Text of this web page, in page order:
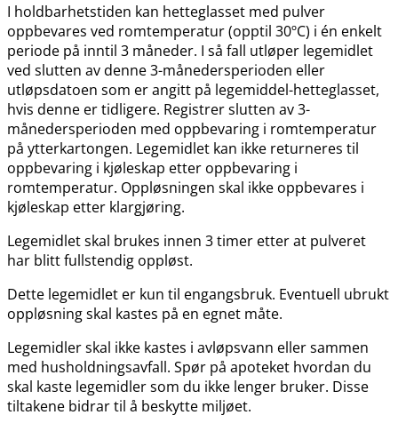
I holdbarhetstiden kan hetteglasset med pulver
oppbevares ved romtemperatur (opptil 30ºC) i én enkelt
periode på inntil 3 måneder. I så fall utløper legemidlet
ved slutten av denne 3-månedersperioden eller
utløpsdatoen som er angitt på legemiddel-hetteglasset,
hvis denne er tidligere. Registrer slutten av 3-
månedersperioden med oppbevaring i romtemperatur
på ytterkartongen. Legemidlet kan ikke returneres til
oppbevaring i kjøleskap etter oppbevaring i
romtemperatur. Oppløsningen skal ikke oppbevares i
kjøleskap etter klargjøring.
Legemidlet skal brukes innen 3 timer etter at pulveret
har blitt fullstendig oppløst.
Dette legemidlet er kun til engangsbruk. Eventuell ubrukt
oppløsning skal kastes på en egnet måte.
Legemidler skal ikke kastes i avløpsvann eller sammen
med husholdningsavfall. Spør på apoteket hvordan du
skal kaste legemidler som du ikke lenger bruker. Disse
tiltakene bidrar til å beskytte miljøet.